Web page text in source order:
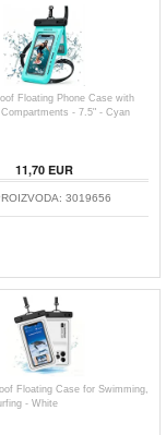
Floating Phone Case with
- 7.5" - Cyan
11,70EUR
3019656
Floating Case for Swimming,
- White